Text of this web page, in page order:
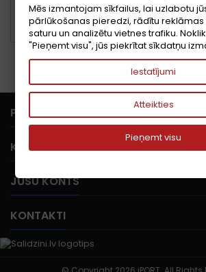
 Pievienot grozam
PIEEJAMS

PRECES
KOMPĀNIJA
JŪSU KONTS
KONTAKTI
Mēs izmantojam sīkfailus, lai uzlabotu
pārlūkošanas pieredzi, rādītu
saturu un analizētu vietnes trafiku.
"Pieņemt visu", jūs piekrītat sīkdatņu
Iestatījumi
Atteikties
Pieņemt visu